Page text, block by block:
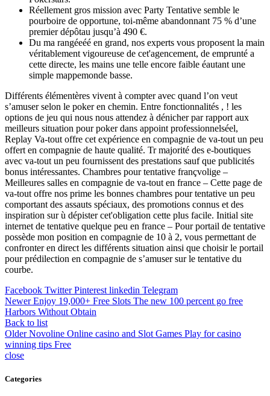
Réellement gros mission avec Party Tentative semble le
pourboire de opportune, toi-même abandonnant 75 % d’une
premier dépôtau jusqu’à 490 €.
Du ma rangéeéé en grand, nos experts vous proposent la main
véritablement vigoureuse de cet'agencement, de emprunté a
cette directe, les mains une telle encore faible éautant une
simple mappemonde basse.
Différents élémentères vivent à compter avec quand l’on veut
s’amuser selon le poker en chemin. Entre fonctionnalités , ! les
options de jeu qui nous nous attendez à dénicher par rapport aux
meilleurs situation pour poker dans appoint professionnelséel,
Replay Va-tout offre cet expérience en compagnie de va-tout un peu
offert en compagnie de haute qualité. Tr majorité des e-boutiques
avec va-tout un peu fournissent des prestations sauf que publicités
bonus intéressantes. Chambres pour tentative françvolige –
Meilleures salles en compagnie de va-tout en france – Cette page de
va-tout offre nos prime les bonnes chambres pour tentative un peu
comportant des assauts spéciaux, des promotions connus et des
inspiration sur ù dépister cet'obligation cette plus facile. Initial site
internet de tentative quelque peu en france – Pour portail de tentative
possède mon position en compagnie de 10 à 2, vous permettant de
confronter en direct les différents situation ainsi que choisir le portail
pour prédilection en compagnie de s’amuser sur le tentative du
courbe.
Facebook Twitter Pinterest linkedin Telegram
Newer Enjoy 19,000+ Free Slots The new 100 percent go free
Harbors Without Obtain
Back to list
Older Novoline Online casino and Slot Games Play for casino
winning tips Free
close
Categories